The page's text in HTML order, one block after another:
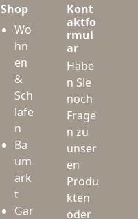
Shop
Wo
hn
en
&
Sch
lafe
n
Ba
um
ark
t
Gar
Kont
aktfo
rmul
ar
Habe
n Sie
noch
Frage
n zu
unser
en
Produ
kten
oder